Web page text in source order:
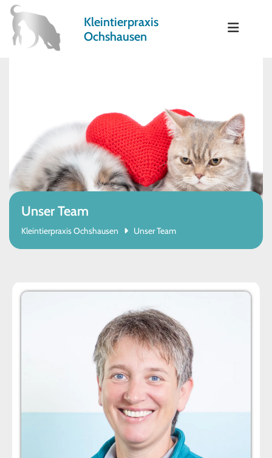
Zum Inhalt springen
Kleintierpraxis
Ochshausen
Unser Team
Kleintierpraxis Ochshausen  Unser Team